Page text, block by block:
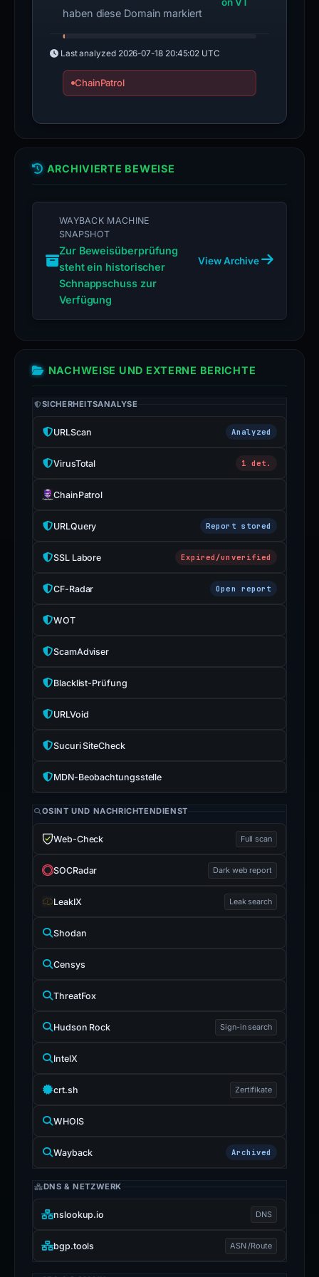
haben diese Domain markiert
Last analyzed 2026-07-18 20:45:02 UTC
ChainPatrol
ARCHIVIERTE BEWEISE
WAYBACK MACHINE
SNAPSHOT
Zur Beweisüberprüfung
steht ein historischer
Schnappschuss zur
Verfügung
View Archive
NACHWEISE UND EXTERNE BERICHTE
SICHERHEITSANALYSE
URLScan Analyzed
VirusTotal 1 det.
ChainPatrol
URLQuery Report stored
SSL Labore Expired/unverified
CF-Radar Open report
WOT
ScamAdviser
Blacklist-Prüfung
URLVoid
Sucuri SiteCheck
MDN-Beobachtungsstelle
OSINT UND NACHRICHTENDIENST
Web-Check Full scan
SOCRadar Dark web report
LeakIX Leak search
Shodan
Censys
ThreatFox
Hudson Rock Sign-in search
IntelX
crt.sh Zertifikate
WHOIS
Wayback Archived
DNS & NETZWERK
nslookup.io DNS
bgp.tools ASN /Route